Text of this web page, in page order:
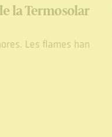
la Termosolar
Les flames han